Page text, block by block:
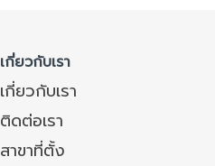
เกี่ยวกับเรา
เกี่ยวกับเรา
ติดต่อเรา
สาขาที่ตั้ง